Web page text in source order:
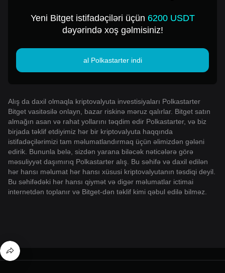
Yeni Bitget istifadəçiləri üçün 6200 USDT
dəyərində xoş gəlmisiniz!
al Polkastarter indi
Alış da daxil olmaqla kriptovalyuta investisiyaları Polkastarter
Bitget vasitəsilə onlayn, bazar riskinə məruz qalırlar. Bitget satın
almağın asan və rahat yollarını təqdim edir Polkastarter, və biz
birjada təklif etdiyimiz hər bir kriptovalyuta haqqında
istifadəçilərimizi tam məlumatlandırmaq üçün əlimizdən gələni
edirik. Bununla belə, sizdən yarana biləcək nəticələrə görə
məsuliyyət daşımırıq Polkastarter alış. Bu səhifə və daxil edilən
hər hansı məlumat hər hansı xüsusi kriptovalyutanın təsdiqi deyil.
Bu səhifədəki hər hansı qiymət və digər məlumatlar ictimai
internetdən toplanır və Bitget-dən təklif kimi qəbul edilə bilməz.